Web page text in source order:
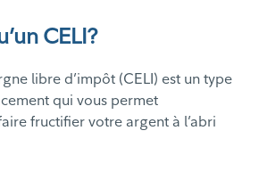
CELI?
libre d’impôt (CELI) est un type
qui vous permet
fructifier votre argent à l’abri